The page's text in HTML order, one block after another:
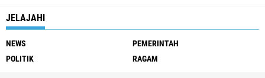
JELAJAHI
NEWS
PEMERINTAH
POLITIK
RAGAM